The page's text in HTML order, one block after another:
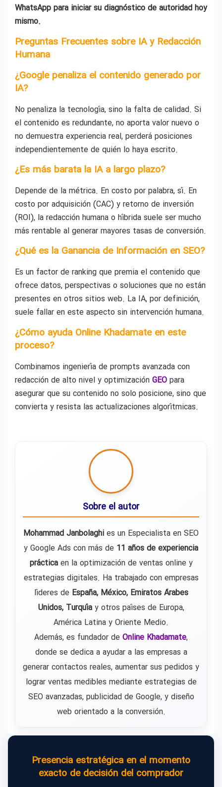
WhatsApp para iniciar su diagnóstico de autoridad hoy
mismo.
Preguntas Frecuentes sobre IA y Redacción
Humana
¿Google penaliza el contenido generado por
IA?
No penaliza la tecnología, sino la falta de calidad. Si
el contenido es redundante, no aporta valor nuevo o
no demuestra experiencia real, perderá posiciones
independientemente de quién lo haya escrito.
¿Es más barata la IA a largo plazo?
Depende de la métrica. En costo por palabra, sí. En
costo por adquisición (CAC) y retorno de inversión
(ROI), la redacción humana o híbrida suele ser mucho
más rentable al generar mayores tasas de conversión.
¿Qué es la Ganancia de Información en SEO?
Es un factor de ranking que premia el contenido que
ofrece datos, perspectivas o soluciones que no están
presentes en otros sitios web. La IA, por definición,
suele fallar en este aspecto sin intervención humana.
¿Cómo ayuda Online Khadamate en este
proceso?
Combinamos ingeniería de prompts avanzada con
redacción de alto nivel y optimización GEO para
asegurar que su contenido no solo posicione, sino que
convierta y resista las actualizaciones algorítmicas.
Sobre el autor
Mohammad Janbolaghi es un Especialista en SEO
y Google Ads con más de 11 años de experiencia
prácticaen la optimización de ventas online y
estrategias digitales. Ha trabajado con empresas
líderes de España, México, Emiratos Árabes
Unidos, Turquíay otros países de Europa,
América Latina y Oriente Medio.
Además, es fundador de Online Khadamate,
donde se dedica a ayudar a las empresas a
generar contactos reales, aumentar sus pedidos y
lograr ventas medibles mediante estrategias de
SEO avanzadas, publicidad de Google, y diseño
web orientado a la conversión.
Presencia estratégica en el momento
exacto de decisión del comprador